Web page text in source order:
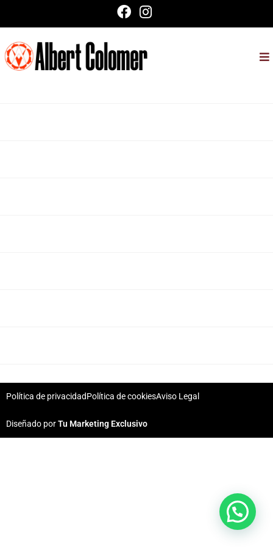
Política de privacidadPolítica de cookiesAviso Legal
Diseñado porTu Marketing Exclusivo